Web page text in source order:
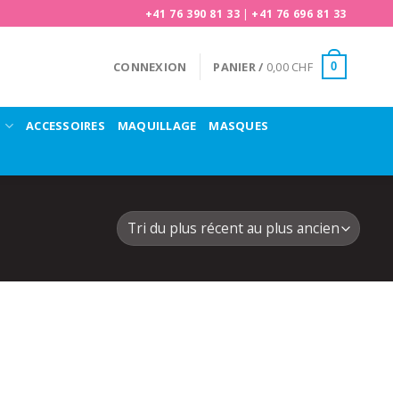
+41 76 390 81 33 | +41 76 696 81 33
CONNEXION PANIER / 0,00 CHF 0
ACCESSOIRES MAQUILLAGE MASQUES